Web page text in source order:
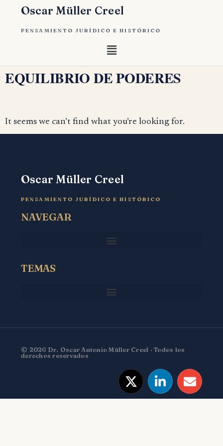
Oscar Müller Creel
PENSAMIENTO JURÍDICO E HISTÓRICO
EQUILIBRIO DE PODERES
It seems we can’t find what you’re looking for.
Oscar Müller Creel
PENSAMIENTO JURÍDICO E HISTÓRICO
NAVEGAR
TEMAS
© 2026 Dr. Oscar Antonio Müller Creel · Todos los
derechos reservados